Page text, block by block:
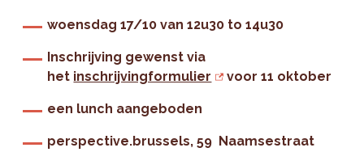
woensdag17/10 van 12u30 to 14u30
Inschrijving gewenstvia
het inschrijvingformulier voor 11 oktober
een lunch aangeboden
perspective.brussels, 59 Naamsestraat